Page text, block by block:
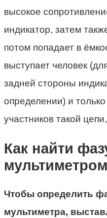
высокое
индикатор, затем
потом попадает в
выступает человек
задней стороны
определении) и
участников такой
Как найти
мультиметром
Чтобы определить
мультиметра,